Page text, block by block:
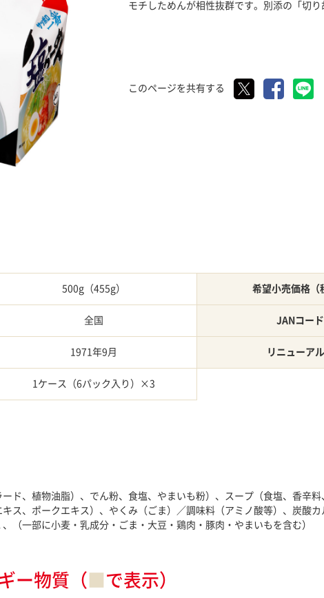
モチしためんが相性抜群です。別添の「切
このページを共有する
500g（455g） 希望小売価格（
全国 JANコード
1971年9月 リニューアル
1ケース（6パック入り）×3
ド、植物油脂）、でん粉、食塩、やまいも粉）、スープ（食塩、香辛
ス、ポークエキス）、やくみ（ごま）／調味料（アミノ酸等）、炭酸
（一部に小麦・乳成分・ごま・大豆・鶏肉・豚肉・やまいもを含む）
ー物質（ で表示）